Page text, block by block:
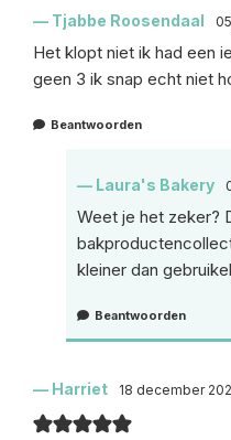
Tjabbe Roosendaal
Het klopt niet ik had een
geen 3 ik snap echt niet
Beantwoorden
Laura's Bakery
Weet je het zeker?
kleiner dan
Beantwoorden
Harriet 18 december